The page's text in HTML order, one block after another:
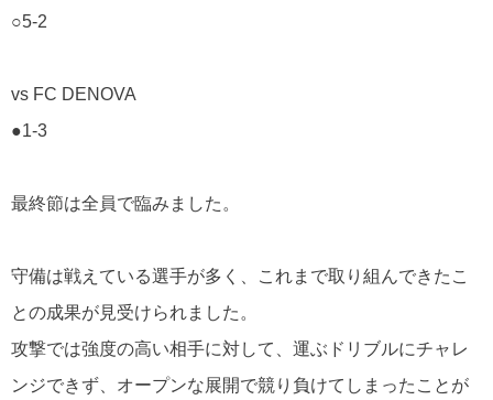
○5-2
vs FC DENOVA
●1-3
最終節は全員で臨みました。
守備は戦えている選手が多く、これまで取り組んできたこ
との成果が見受けられました。
攻撃では強度の高い相手に対して、運ぶドリブルにチャレ
ンジできず、オープンな展開で競り負けてしまったことが